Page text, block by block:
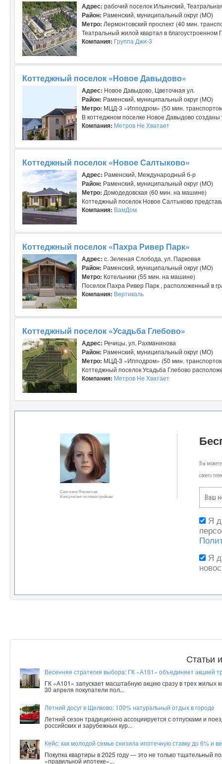
Адрес: рабочий поселок Ильинский,
Район: Раменский, муниципальный округ (МО)
Метро: Лермонтовский проспект (40 мин.
Театральный жилой квартал в
Компания: Группа Джи-3
Коттеджный поселок «Новое Давыдово»
Адрес: Новое Давыдово, Цветочная ул.
Район: Раменский, муниципальный округ (МО)
Метро: МЦД-3 «Ипподром» (50 мин.
В коттеджном поселке Новое Давыдово созданы
Компания: Метров Не Хватает
Коттеджный поселок «Новое Салтыково»
Адрес: Раменский, Международный б-р
Район: Раменский, муниципальный округ (МО)
Метро: Домодедовская (60 мин. на машине)
Коттеджный поселок Новое Салтыково
Компания: ВамДом
Коттеджный поселок «Пахра Ривер Парк»
Адрес: с. Зеленая Слобода, ул. Парковая
Район: Раменский, муниципальный округ (МО)
Метро: Котельники (55 мин. на машине)
Поселок Пахра Ривер Парк , расположенный в
Компания: Вертикаль
Коттеджный поселок «Усадьба Глебово»
Адрес: Речицы, ул. Рахманинова
Район: Раменский, муниципальный округ (МО)
Метро: МЦД-3 «Ипподром» (50 мин.
Коттеджный поселок Усадьба Глебово
Компания: Метров Не Хватает
Светлана Янковская
Консультант по новостройкам
Вы
своего
Я
Я
Статьи
Весенняя стратегия выбора: ГК «А101» объединяет акцией
ГК «А101» запускает масштабную акцию сразу в трех
30 апреля покупатели пол...
Летний досуг в Щелково: 100% натуральный отдых в городе
Летний сезон традиционно ассоциируется с отпусками и
российских и зарубежных кур...
Кейс: как молодой семье снизила ипотечную ставку до 6% и
Покупка квартиры в 2025 году — это не только тщательный
«правильной ипотеке»...